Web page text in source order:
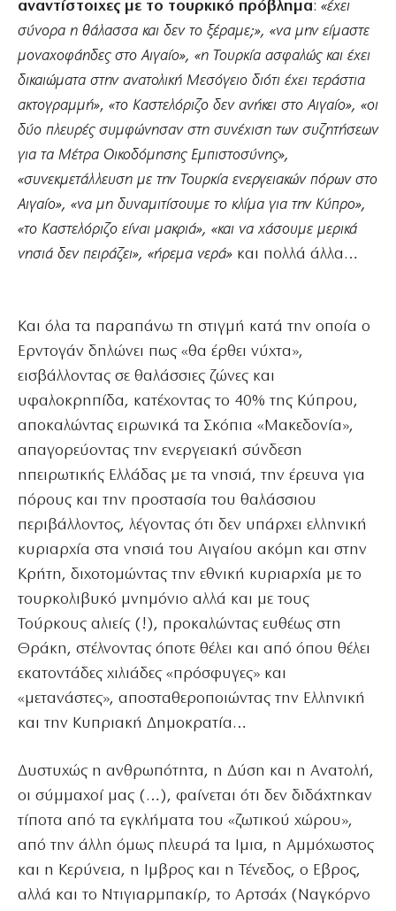
αναντίστοιχες με το τουρκικό πρόβλημα: «έχει
σύνορα η θάλασσα και δεν το ξέραμε;», «να μην είμαστε
μοναχοφάηδες στο Αιγαίο», «η Τουρκία ασφαλώς και έχει
δικαιώματα στην ανατολική Μεσόγειο διότι έχει τεράστια
ακτογραμμή», «το Καστελόριζο δεν ανήκει στο Αιγαίο», «οι
δύο πλευρές συμφώνησαν στη συνέχιση των συζητήσεων
για τα Μέτρα Οικοδόμησης Εμπιστοσύνης»,
«συνεκμετάλλευση με την Τουρκία ενεργειακών πόρων στο
Αιγαίο», «να μη δυναμιτίσουμε το κλίμα για την Κύπρο»,
«το Καστελόριζο είναι μακριά», «και να χάσουμε μερικά
νησιά δεν πειράζει», «ήρεμα νερά» και πολλά άλλα…
Και όλα τα παραπάνω τη στιγμή κατά την οποία ο
Ερντογάν δηλώνει πως «θα έρθει νύχτα»,
εισβάλλοντας σε θαλάσσιες ζώνες και
υφαλοκρηπίδα, κατέχοντας το 40% της Κύπρου,
αποκαλώντας ειρωνικά τα Σκόπια «Μακεδονία»,
απαγορεύοντας την ενεργειακή σύνδεση
ηπειρωτικής Ελλάδας με τα νησιά, την έρευνα για
πόρους και την προστασία του θαλάσσιου
περιβάλλοντος, λέγοντας ότι δεν υπάρχει ελληνική
κυριαρχία στα νησιά του Αιγαίου ακόμη και στην
Κρήτη, διχοτομώντας την εθνική κυριαρχία με το
τουρκολιβυκό μνημόνιο αλλά και με τους
Τούρκους αλιείς (!), προκαλώντας ευθέως στη
Θράκη, στέλνοντας όποτε θέλει και από όπου θέλει
εκατοντάδες χιλιάδες «πρόσφυγες» και
«μετανάστες», αποσταθεροποιώντας την Ελληνική
και την Κυπριακή Δημοκρατία…
Δυστυχώς η ανθρωπότητα, η Δύση και η Ανατολή,
οι σύμμαχοί μας (…), φαίνεται ότι δεν διδάχτηκαν
τίποτα από τα εγκλήματα του «ζωτικού χώρου»,
από την άλλη όμως πλευρά τα Ιμια, η Αμμόχωστος
και η Κερύνεια, η Ιμβρος και η Τένεδος, ο Εβρος,
αλλά και το Ντιγιαρμπακίρ, το Αρτσάχ (Ναγκόρνο